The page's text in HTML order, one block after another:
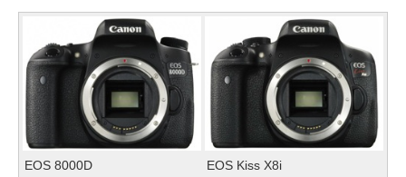
EOS 8000D EOS Kiss X8i